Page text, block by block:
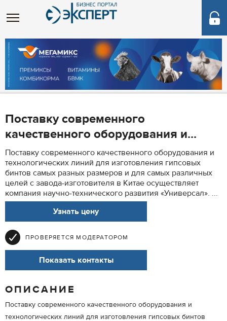
Поставку современного
качественного оборудования и...
Поставку современного качественного оборудования и
технологических линий для изготовления гипсовых
бинтов самых разных размеров и для самых различных
целей с завода-изготовителя в Китае осуществляет
компания научно-технического развития «Универсал». ...
Узнать цену
ПРОВЕРЯЕТСЯ МОДЕРАТОРОМ
Показать контакты
ОПИСАНИЕ
Поставку современного качественного оборудования и
технологических линий для изготовления гипсовых бинтов